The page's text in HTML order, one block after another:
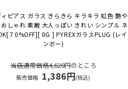
ピアス ガラス きらきら キラキラ 虹色 艶や
しゃれ 素敵 大人っぽい きれい シンプル ネ
[７0%OFF][ 0G ] PYREXガラスPLUG (レイ
ンボー)
当店通常価格4,620円のところ
販売価格 1,386円(税込)